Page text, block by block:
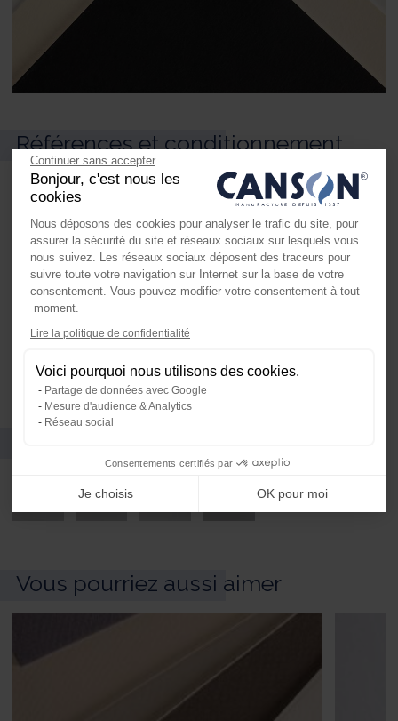
Références et conditionnement
Feuilles
Vous pourriez aussi aimer
Continuer sans accepter
Bonjour, c'est nous les
cookies
Nous déposons des cookies pour analyser le trafic du site, pour
assurer la sécurité du site et réseaux sociaux sur lesquels vous
nous suivez. Les réseaux sociaux déposent des traceurs pour
suivre toute votre navigation sur Internet sur la base de votre
consentement. Vous pouvez modifier votre consentement à tout
moment.
Lire la politique de confidentialité
Voici pourquoi nous utilisons des cookies.
Partage de données avec Google
Mesure d'audience & Analytics
Réseau social
Consentements certifiés par
Je choisis OK pour moi
Axeptio consent
Notre plateforme vous permet